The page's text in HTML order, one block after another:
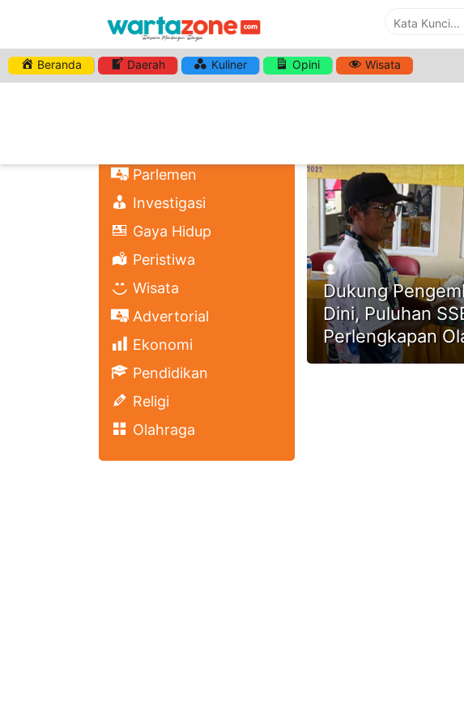
Beranda Daerah Kuliner Opini Wisata
Parlemen
Investigasi
Gaya Hidup
Peristiwa
Wisata
Advertorial
Ekonomi
Pendidikan
Religi
Olahraga
HASHTAG:BANTUAN
Dukung
Dini, Puluhan
Perlengkapan